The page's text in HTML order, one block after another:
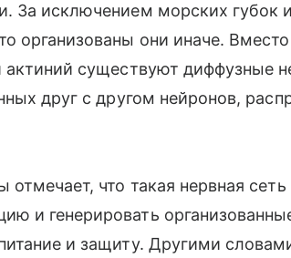
За исключением морских губок
организованы они иначе. Вместо
актиний существуют диффузные
друг с другом нейронов,
отмечает, что такая нервная
и генерировать
и защиту. Другими